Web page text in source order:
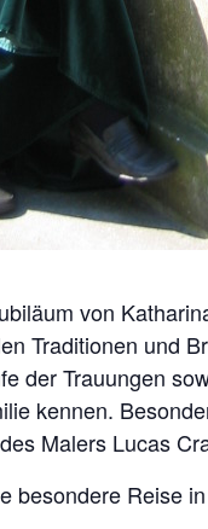
von
Traditionen und
der Trauungen
kennen.
Malers Lucas
besondere Reise